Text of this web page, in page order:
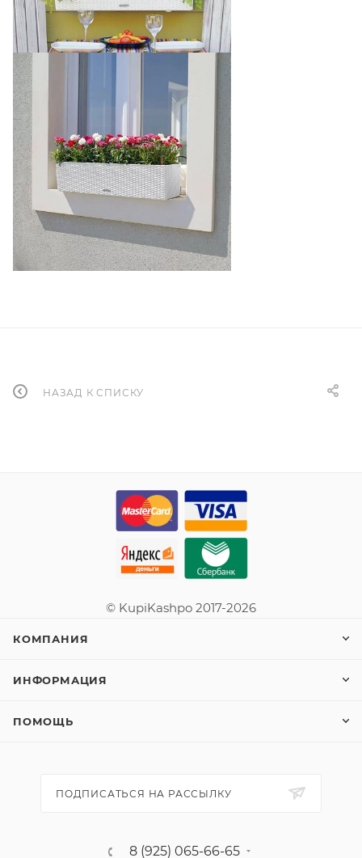
НАЗАД К СПИСКУ
© KupiKashpo 2017-2026
КОМПАНИЯ
ИНФОРМАЦИЯ
ПОМОЩЬ
ПОДПИСАТЬСЯ НА РАССЫЛКУ
8 (925) 065-66-65